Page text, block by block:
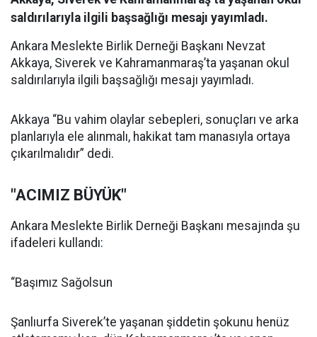
saldırılarıyla ilgili başsağlığı mesajı yayımladı.
Ankara Meslekte Birlik Derneği Başkanı Nevzat
Akkaya, Siverek ve Kahramanmaraş’ta yaşanan okul
saldırılarıyla ilgili başsağlığı mesajı yayımladı.
Akkaya “Bu vahim olaylar sebepleri, sonuçları ve arka
planlarıyla ele alınmalı, hakikat tam manasıyla ortaya
çıkarılmalıdır” dedi.
"ACIMIZ BÜYÜK"
Ankara Meslekte Birlik Derneği Başkanı mesajında şu
ifadeleri kullandı:
“Başımız Sağolsun
Şanlıurfa Siverek’te yaşanan şiddetin şokunu henüz